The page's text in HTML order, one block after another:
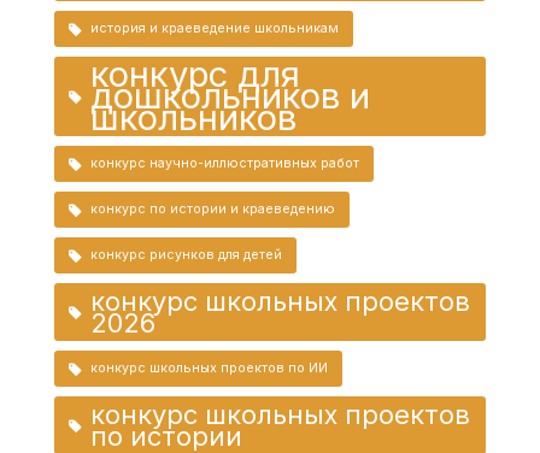
история и краеведение школьникам
конкурс для
дошкольников и
школьников
конкурс научно-иллюстративных работ
конкурс по истории и краеведению
конкурс рисунков для детей
конкурс школьных проектов
2026
конкурс школьных проектов по ИИ
конкурс школьных проектов
по истории